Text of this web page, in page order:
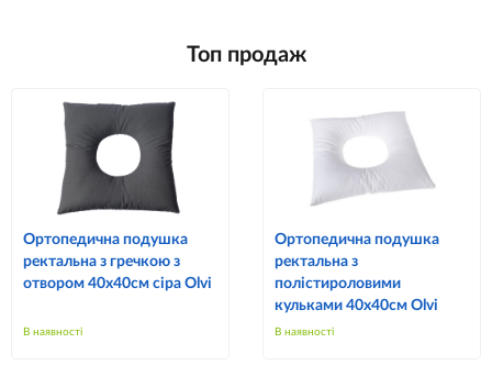
Топ продаж
Ортопедична подушка
ректальна з гречкою з
отвором 40х40см сіра Olvi
В наявності
Ортопедична подушка
ректальна з
полістироловими
кульками 40х40см Olvi
В наявності